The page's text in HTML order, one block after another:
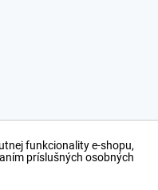
funkcionality e-shopu,
príslušných osobných